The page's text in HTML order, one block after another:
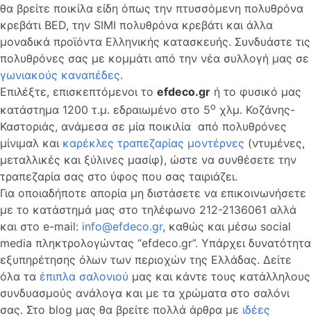
θα βρείτε ποικίλα είδη όπως την πτυσσόμενη πολυθρόνα
κρεβάτι BED, την SIMI πολυθρόνα κρεβάτι και άλλα
μοναδικά προϊόντα Ελληνικής κατασκευής. Συνδυάστε τις
πολυθρόνες σας με κομμάτι από την νέα συλλογή μας σε
γωνιακούς καναπέδες.
Επιλέξτε, επισκεπτόμενοι το efdeco.gr ή το φυσικό μας
κατάστημα 1200 τ.μ. εδραιωμένο στο 5ο χλμ. Κοζάνης-
Καστοριάς, ανάμεσα σε μία ποικιλία από πολυθρόνες
μίνιμαλ και καρέκλες τραπεζαρίας μοντέρνες (ντυμένες,
μεταλλικές και ξύλινες μασίφ), ώστε να συνθέσετε την
τραπεζαρία σας στο ύφος που σας ταιριάζει.
Για οποιαδήποτε απορία μη διστάσετε να επικοινωνήσετε
με το κατάστημά μας στο τηλέφωνο 212-2136061 αλλά
και στο e-mail: info@efdeco.gr, καθώς και μέσω social
media πληκτρολογώντας “efdeco.gr”. Υπάρχει δυνατότητα
εξυπηρέτησης όλων των περιοχών της Ελλάδας. Δείτε
όλα τα έπιπλα σαλονιού μας και κάντε τους κατάλληλους
συνδυασμούς ανάλογα και με τα χρώματα στο σαλόνι
σας. Στο blog μας θα βρείτε πολλά άρθρα με ιδέες